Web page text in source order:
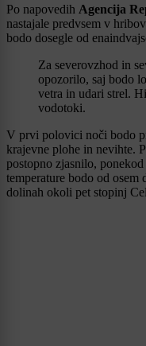
Po napovedih Agencija
nastajale predvsem v
bodo dosegle od
Za severovzhod in
opozorilo, saj bodo
vetra in udari strel.
vodotoki.
V prvi polovici noči bodo
krajevne plohe in nevihte.
postopno zjasnilo,
temperature bodo od
dolinah okoli pet stopinj